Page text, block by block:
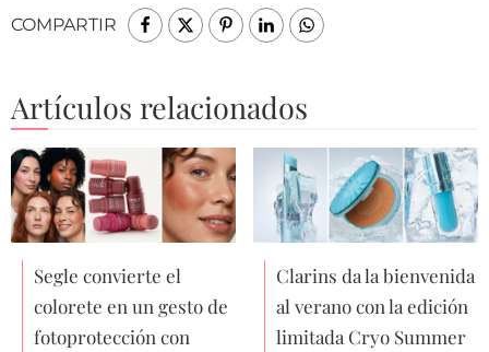
COMPARTIR
Artículos relacionados
Segle convierte el
colorete en un gesto de
fotoprotección con
Clarins da la bienvenida
al verano con la edición
limitada Cryo Summer